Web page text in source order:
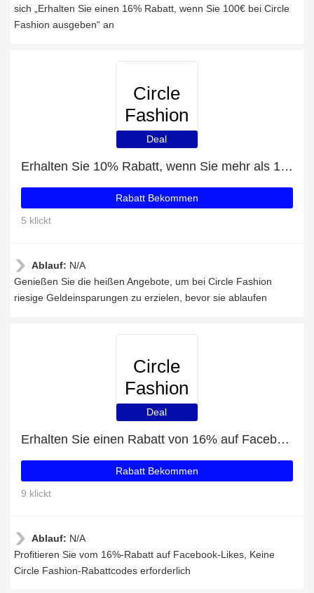
sich „Erhalten Sie einen 16% Rabatt, wenn Sie 100€ bei Circle
Fashion ausgeben“ an
Circle
Fashion
Deal
Erhalten Sie 10% Rabatt, wenn Sie mehr als 100€ ausgeben
Rabatt Bekommen
5 klickt
Ablauf: N/A
Genießen Sie die heißen Angebote, um bei Circle Fashion
riesige Geldeinsparungen zu erzielen, bevor sie ablaufen
Circle
Fashion
Deal
Erhalten Sie einen Rabatt von 16% auf Facebook-Likes
Rabatt Bekommen
9 klickt
Ablauf: N/A
Profitieren Sie vom 16%-Rabatt auf Facebook-Likes, Keine
Circle Fashion-Rabattcodes erforderlich